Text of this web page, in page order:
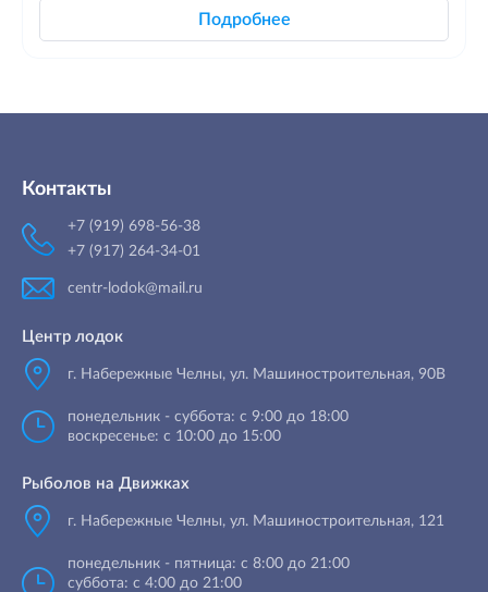
Подробнее
Контакты
+7 (919) 698-56-38
+7 (917) 264-34-01
centr-lodok@mail.ru
Центр лодок
г. Набережные Челны, ул. Машиностроительная, 90B
понедельник - суббота: с 9:00 до 18:00
воскресенье: с 10:00 до 15:00
Рыболов на Движках
г. Набережные Челны, ул. Машиностроительная, 121
понедельник - пятница: с 8:00 до 21:00
суббота: с 4:00 до 21:00